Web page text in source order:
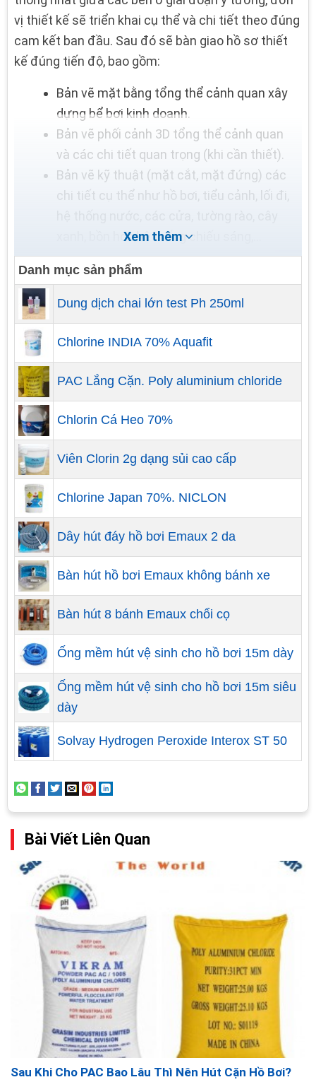
vị thiết kế sẽ triển khai cụ thể và chi tiết theo đúng
cam kết ban đầu. Sau đó sẽ bàn giao hồ sơ thiết
kế đúng tiến độ, bao gồm:
Bản vẽ mặt bằng tổng thể cảnh quan xây
dựng bể bơi kinh doanh.
Bản vẽ phối cảnh 3D tổng thể cảnh quan
và các chi tiết quan trọng (khi cần thiết).
Bản vẽ kỹ thuật (mặt cắt, mặt đứng) các
chi tiết cụ thể như hồ bơi, tiểu cảnh, lối đi,
xanh, bồn hoa,hệ thống chiếu sáng,…
Công tác giám sát thi công xây dựng bể bơi
kinh doanh
Trong quá trình thi công hồ bơi, bên thiết kế và xây
bể bơi kinh doanh cử giám sát xuống tại hiện
trường, đảm bảo thi công đúng nguyên tắc, đúng
bản vẽ thiết kế và tiến độ thi công theo yêu cầu.
Quý khách hàng có nhu cầu xây dựng bể bơi kinh
doanh hãy liên hệ ngay với công ty TNHH Thế giới
bể bơi. Với các công trình đã và đang thi công trên
toàn quốc chúng tôi tự tin để mang tới những sản
phẩm và dịch vụ tốt nhất. Hãy gọi đến hotline
0912.115.689 để được tư vấn rõ hơn về dịch vụ
xậy dựng bể bơi kinh doanh.
Xem thêm
Danh mục sản phẩm
Dung dịch chai lớn test Ph 250ml
Chlorine INDIA 70% Aquafit
PAC Lắng Cặn. Poly aluminium chloride
Chlorin Cá Heo 70%
Viên Clorin 2g dạng sủi cao cấp
Chlorine Japan 70%. NICLON
Dây hút đáy hồ bơi Emaux 2 da
Bàn hút hồ bơi Emaux không bánh xe
Bàn hút 8 bánh Emaux chổi cọ
Ống mềm hút vệ sinh cho hồ bơi 15m dày
Ống mềm hút vệ sinh cho hồ bơi 15m siêu
dày
Solvay Hydrogen Peroxide Interox ST 50
Bài Viết Liên Quan
Sau Khi Cho PAC Bao Lâu Thì Nên Hút Cặn Hồ Bơi?